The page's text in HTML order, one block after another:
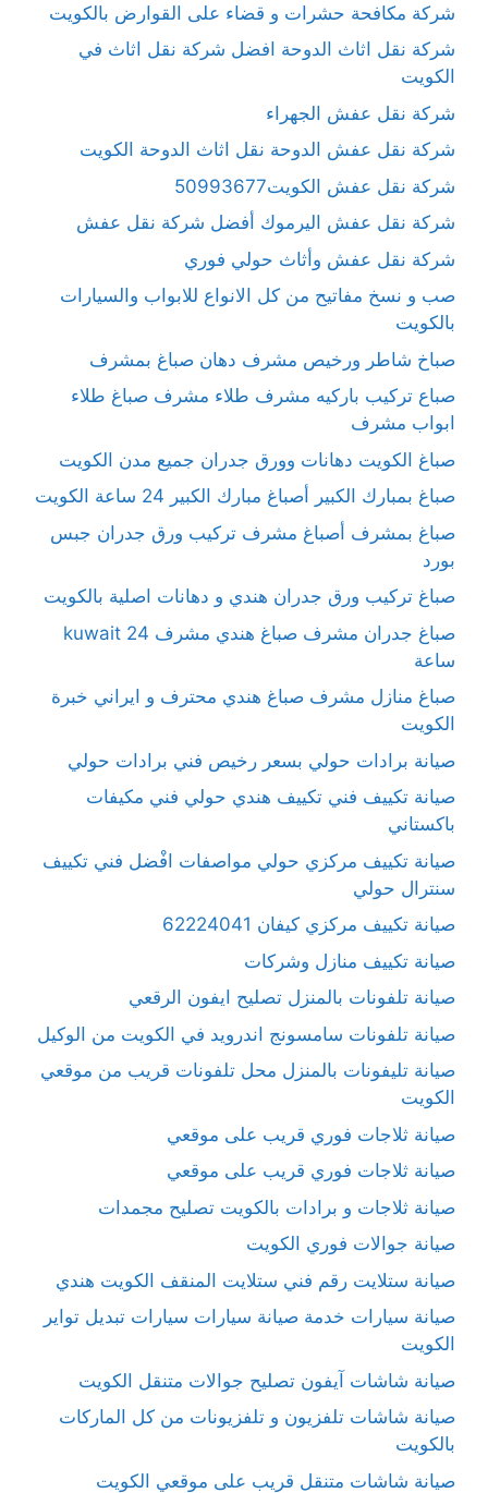
شركة مكافحة حشرات و قضاء على القوارض بالكويت
شركة نقل اثاث الدوحة افضل شركة نقل اثاث في
الكويت
شركة نقل عفش الجهراء
شركة نقل عفش الدوحة نقل اثاث الدوحة الكويت
شركة نقل عفش الكويت50993677
شركة نقل عفش اليرموك أفضل شركة نقل عفش
شركة نقل عفش وأثاث حولي فوري
صب و نسخ مفاتيح من كل الانواع للابواب والسيارات
بالكويت
صباخ شاطر ورخيص مشرف دهان صباغ بمشرف
صباع تركيب باركيه مشرف طلاء مشرف صباغ طلاء
ابواب مشرف
صباغ الكويت دهانات وورق جدران جميع مدن الكويت
صباغ بمبارك الكبير أصباغ مبارك الكبير 24 ساعة الكويت
صباغ بمشرف أصباغ مشرف تركيب ورق جدران جبس
بورد
صباغ تركيب ورق جدران هندي و دهانات اصلية بالكويت
صباغ جدران مشرف صباغ هندي مشرف kuwait 24
ساعة
صباغ منازل مشرف صباغ هندي محترف و ايراني خبرة
الكويت
صيانة برادات حولي بسعر رخيص فني برادات حولي
صيانة تكييف فني تكييف هندي حولي فني مكيفات
باكستاني
صيانة تكييف مركزي حولي مواصفات افْضل فني تكييف
سنترال حولي
صيانة تكييف مركزي كيفان 62224041
صيانة تكييف منازل وشركات
صيانة تلفونات بالمنزل تصليح ايفون الرقعي
صيانة تلفونات سامسونج اندرويد في الكويت من الوكيل
صيانة تليفونات بالمنزل محل تلفونات قريب من موقعي
الكويت
صيانة ثلاجات فوري قريب على موقعي
صيانة ثلاجات فوري قريب على موقعي
صيانة ثلاجات و برادات بالكويت تصليح مجمدات
صيانة جوالات فوري الكويت
صيانة ستلايت رقم فني ستلايت المنقف الكويت هندي
صيانة سيارات خدمة صيانة سيارات سيارات تبديل تواير
الكويت
صيانة شاشات آيفون تصليح جوالات متنقل الكويت
صيانة شاشات تلفزيون و تلفزيونات من كل الماركات
بالكويت
صيانة شاشات متنقل قريب على موقعي الكويت